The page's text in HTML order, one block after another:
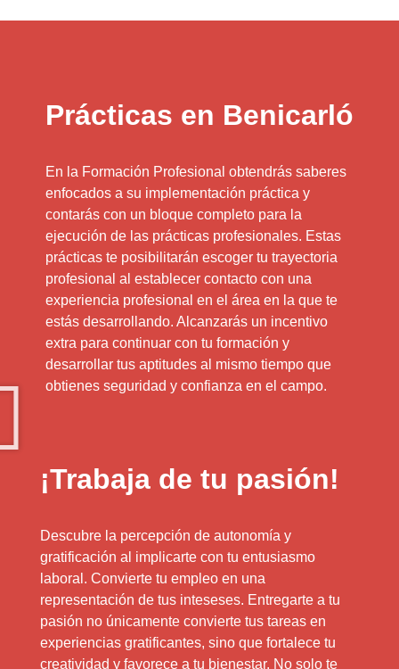
Prácticas en Benicarló
En la Formación Profesional obtendrás saberes
enfocados a su implementación práctica y
contarás con un bloque completo para la
ejecución de las prácticas profesionales. Estas
prácticas te posibilitarán escoger tu trayectoria
profesional al establecer contacto con una
experiencia profesional en el área en la que te
estás desarrollando. Alcanzarás un incentivo
extra para continuar con tu formación y
desarrollar tus aptitudes al mismo tiempo que
obtienes seguridad y confianza en el campo.
¡Trabaja de tu pasión!
Descubre la percepción de autonomía y
gratificación al implicarte con tu entusiasmo
laboral. Convierte tu empleo en una
representación de tus inteseses. Entregarte a tu
pasión no únicamente convierte tus tareas en
experiencias gratificantes, sino que fortalece tu
creatividad y favorece a tu bienestar. No solo te